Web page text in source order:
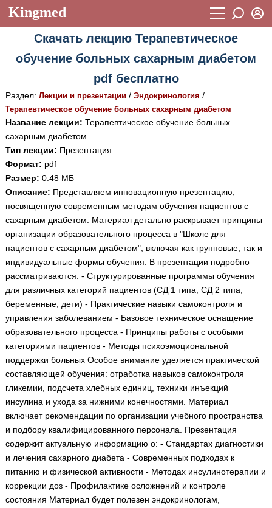
Kingmed
Учебный материал
Видеогалерея 899
Истории болезней 1268
Лекции и презентации
Аккредитационные тесты
Методические рекомендации
Научно-популярное
Статьи
Новости
Медицинская стандартизация
Нормативы экстренной и неотложной помощи
Нормы лабораторных и инструментальных
исследований
Обратная связь
Добавить материал
Восстановить пароль
Регистрация
Скачать лекцию Терапевтическое
обучение больных сахарным диабетом
pdf бесплатно
Раздел: Лекции и презентации/ Эндокринология /
Терапевтическое обучение больных сахарным диабетом
Название лекции: Терапевтическое обучение больных
сахарным диабетом
Тип лекции: Презентация
Формат: pdf
Размер: 0.48 МБ
Описание: Представляем инновационную презентацию,
посвященную современным методам обучения пациентов с
сахарным диабетом. Материал детально раскрывает принципы
организации образовательного процесса в "Школе для
пациентов с сахарным диабетом", включая как групповые, так и
индивидуальные формы обучения. В презентации подробно
рассматриваются: - Структурированные программы обучения
для различных категорий пациентов (СД 1 типа, СД 2 типа,
беременные, дети) - Практические навыки самоконтроля и
управления заболеванием - Базовое техническое оснащение
образовательного процесса - Принципы работы с особыми
категориями пациентов - Методы психоэмоциональной
поддержки больных Особое внимание уделяется практической
составляющей обучения: отработка навыков самоконтроля
гликемии, подсчета хлебных единиц, техники инъекций
инсулина и ухода за нижними конечностями. Материал
включает рекомендации по организации учебного пространства
и подбору квалифицированного персонала. Презентация
содержит актуальную информацию о: - Стандартах диагностики
и лечения сахарного диабета - Современных подходах к
питанию и физической активности - Методах инсулинотерапии и
коррекции доз - Профилактике осложнений и контроле
состояния Материал будет полезен эндокринологам,